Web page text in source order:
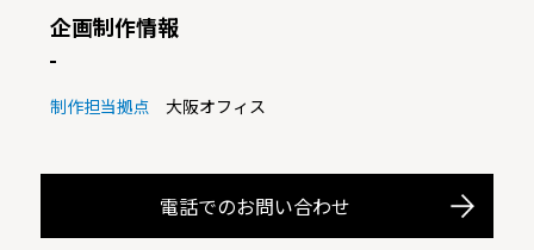
企画制作情報
制作担当拠点 大阪オフィス
電話でのお問い合わせ